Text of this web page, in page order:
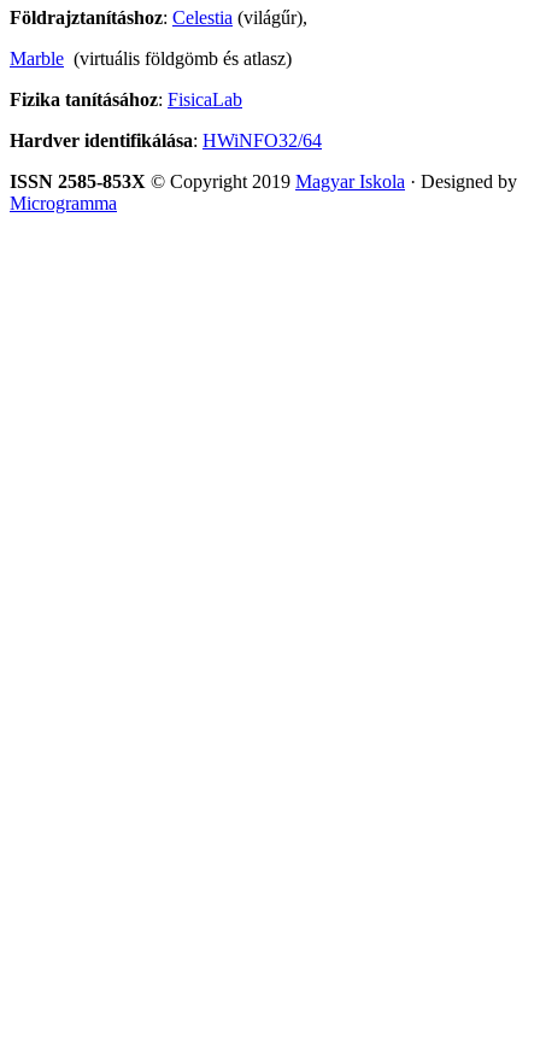
Földrajztanításhoz: Celestia (világűr),
Marble (virtuális földgömb és atlasz)
Fizika tanításához: FisicaLab
Hardver identifikálása: HWiNFO32/64
ISSN 2585-853X © Copyright 2019 Magyar Iskola · Designed by
Microgramma